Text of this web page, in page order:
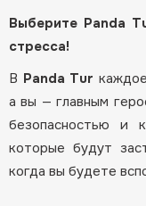
Выберите Panda
стресса!
В Panda Tur
а вы — главным
безопасностью и
которые будут
когда вы будете